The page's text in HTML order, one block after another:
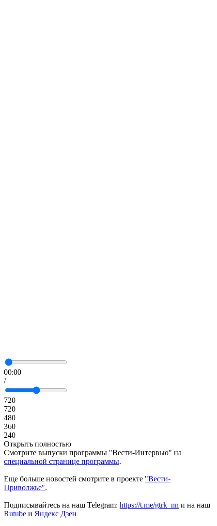
00:00
/
720
720
480
360
240
Открыть полностью
Смотрите выпуски программы "Вести-Интервью" на
специальной странице программы.
Еще больше новостей смотрите в проекте "Вести-
Приволжье".
Подписывайтесь на наш Telegram: https://t.me/gtrk_nn и на наш
Rutube и Яндекс Дзен